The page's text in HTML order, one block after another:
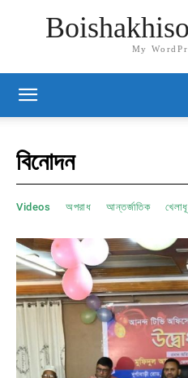
My
বিনোদন
Videos অপরাধ আন্তর্জাতিক